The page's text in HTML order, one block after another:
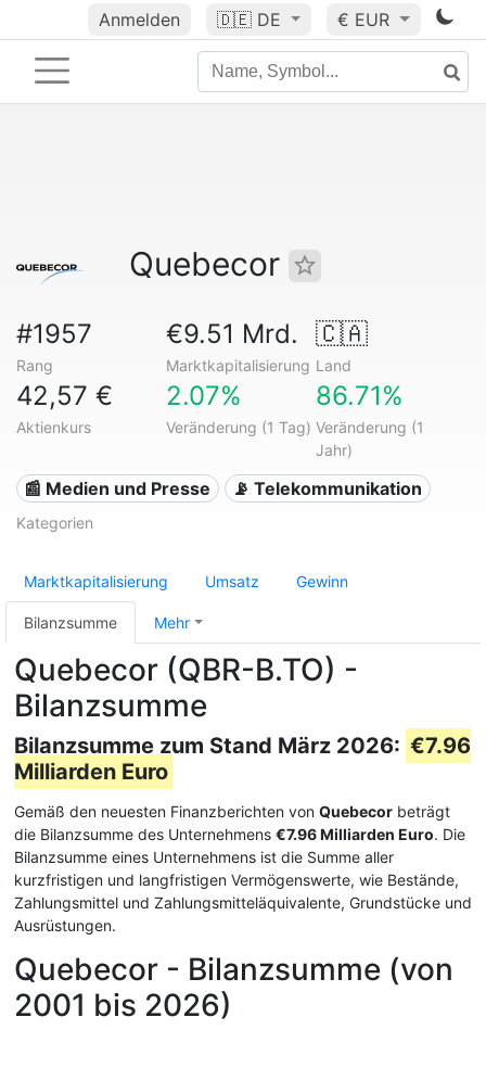
Anmelden 🇩🇪 DE € EUR
Quebecor
#1957
Rang
€9.51 Mrd.
Marktkapitalisierung
🇨🇦
Land
42,57 €
Aktienkurs
2.07%
Veränderung (1 Tag)
86.71%
Veränderung (1
Jahr)
📰 Medien und Presse 📡 Telekommunikation
Kategorien
Marktkapitalisierung Umsatz Gewinn
Bilanzsumme Mehr
Quebecor (QBR-B.TO) -
Bilanzsumme
Bilanzsumme zum Stand März 2026: €7.96
Milliarden Euro
Gemäß den neuesten Finanzberichten von Quebecor beträgt
die Bilanzsumme des Unternehmens €7.96 Milliarden Euro. Die
Bilanzsumme eines Unternehmens ist die Summe aller
kurzfristigen und langfristigen Vermögenswerte, wie Bestände,
Zahlungsmittel und Zahlungsmitteläquivalente, Grundstücke und
Ausrüstungen.
Quebecor - Bilanzsumme (von
2001 bis 2026)